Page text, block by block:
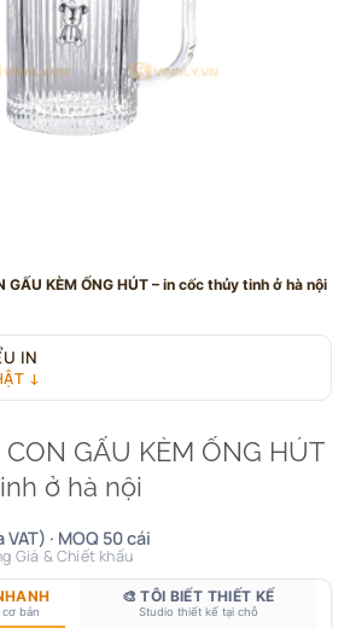
GẤU KÈM ỐNG HÚT – in cốc thủy tinh ở hà nội
IN
↓
CON GẤU KÈM ỐNG HÚT
ở hà nội
VAT) · MOQ 50 cái
Giá & Chiết khấu
bản
🎨 TÔI BIẾT THIẾT KẾ
Studio thiết kế tại chỗ